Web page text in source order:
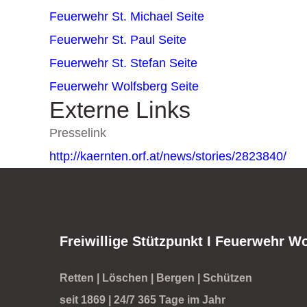
Feuerwehr St. Michael Seite
Feuerwehr St. Paul Seite
Feuerwehr St. Stefan Seite
Feuerwehr Wolfsberg Seite
Externe Links
Presselink
http://kaernten.orf.at/news/stories/2823840/
Freiwillige Stützpunkt I Feuerwehr
Retten | Löschen | Bergen | Schützen
seit 1869 | 24/7 365 Tage im Jahr